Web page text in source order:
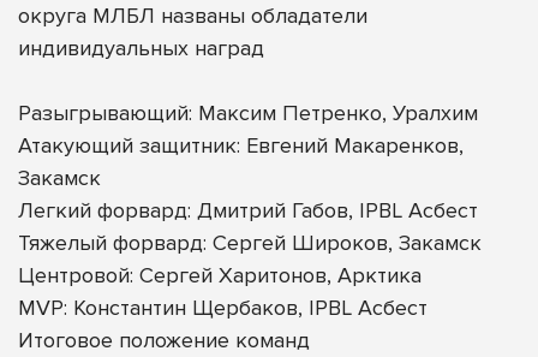
округа МЛБЛ названы обладатели
индивидуальных наград
Разыгрывающий: Максим Петренко, Уралхим
Атакующий защитник: Евгений Макаренков,
Закамск
Легкий форвард: Дмитрий Габов, IPBL Асбест
Тяжелый форвард: Сергей Широков, Закамск
Центровой: Сергей Харитонов, Арктика
MVP: Константин Щербаков, IPBL Асбест
Итоговое положение команд